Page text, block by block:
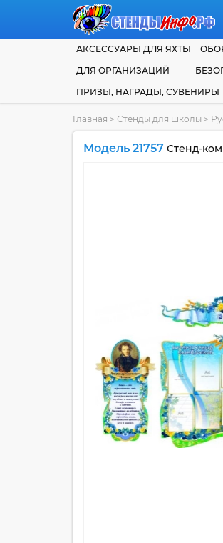
АКСЕССУАРЫ ДЛЯ ЯХТЫ
ДЛЯ ОРГАНИЗАЦИЙ
ПРИЗЫ, НАГРАДЫ, СУВЕНИРЫ
Главная > Стенды для школы >
Модель 21757 Стенд-